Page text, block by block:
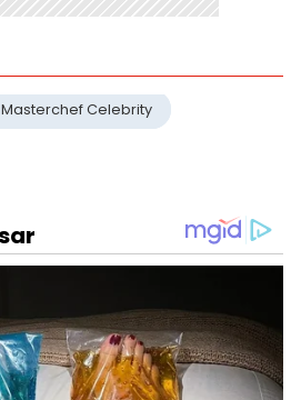
Masterchef Celebrity